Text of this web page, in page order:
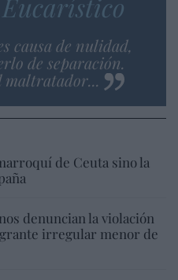
causa de nulidad,
de separación.
maltratador...
de Ceuta sino la
denuncian la violación
irregular menor de